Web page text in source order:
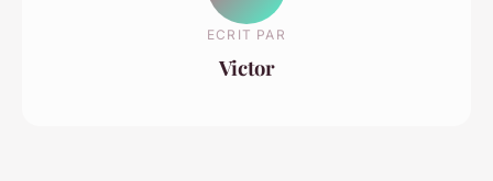
ECRIT PAR
Victor